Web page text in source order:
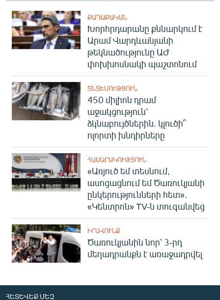
ՔԱՂԱՔԱԿԱՆ
Խորհրդարանը քննարկում է
Արամ Վարդևանյանի
թեկնածությունը ԱԺ
փոխխոսնակի պաշտոնում
ՏՆՏԵՍՈՒԹՅՈՒՆ
450 միլիոն դրամ
աջակցություն՝
ձկնաբույծներին. կլուծի՞
ոլորտի խնդիրները
ՀԱՍԱՐԱԿՈՒԹՅՈՒՆ
«Առյուծ եմ տեսնում,
ասոցացնում եմ Ծառուկյանի
ընկերությունների հետ».
«Կենտրոն» TV-ն տուգանվեց
ԻՐԱՎՈՒՆՔ
Ծառուկյանին նոր՝ 3-րդ
մեղադրանքն է առաջադրվել
ՀԵՏԵՎԵՔ ՄԵԶ